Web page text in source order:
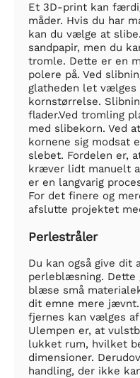
Et 3D-print kan
måder. Hvis du har
kan du vælge at
sandpapir, men du
tromle. Dette er en
polere på. Ved
glatheden let vælges
kornstørrelse.
flader.Ved tromling
med slibekorn. Ved
kornene sig modsat
slebet. Fordelen er,
kræver lidt manuelt
er en langvarig
For det finere og
afslutte projektet
Perlestråler
Du kan også give dit
perleblæsning. Dette
blæse små
dit emne mere
fjernes kan vælges
Ulempen er, at
lukket rum, hvilket
dimensioner.
handling, der ikke